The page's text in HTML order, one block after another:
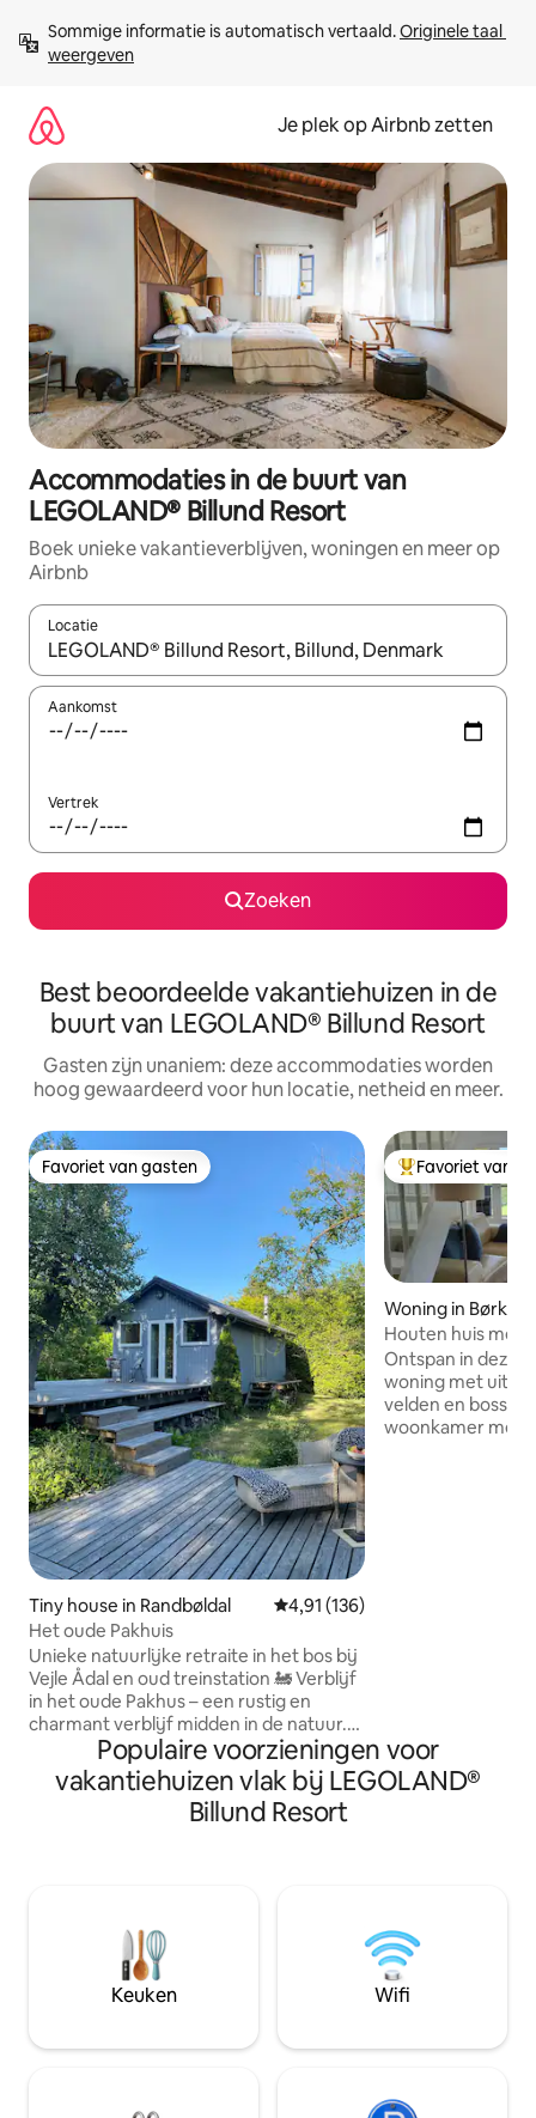
direct
naar
Sommige informatie is automatisch vertaald. Originele taal
weergeven
Je plek op Airbnb zetten
Accommodaties in de buurt van
LEGOLAND® Billund Resort
Boek unieke vakantieverblijven, woningen en meer op
Airbnb
Locatie
Wanneer er resultaten beschikbaar zijn, maak je een keuze
Aankomst
Vertrek
Zoeken
Best beoordeelde vakantiehuizen in de
buurt van LEGOLAND® Billund Resort
Gasten zijn unaniem: deze accommodaties worden
hoog gewaardeerd voor hun locatie, netheid en meer.
Favoriet van gasten
Favoriet van gasten
Tiny house in Randbøldal Gemiddelde beoordeling van
4,91 (136)
Het oude Pakhuis
Unieke natuurlijke retraite in het bos bij
Vejle Ådal en oud treinstation 🚂 Verblijf
in het oude Pakhus – een rustig en
charmant verblijf midden in de natuur.
Omgeven door bos en vogelgezang,
met een eigen terras en tuin. Binnen
vind je een houtkachel, een bad en een
volledig uitgeruste keuken. Ervaar de
Fjord en Bindeballe Købmandsgård.
Perfect voor twee personen die op zoek
zijn naar rust, natuur en aanwezigheid –
op slechts 15 minuten van LEGOLAND.
Topfavoriet van
Favoriet van
Woning in Børkop
Houten huis met
Ontspan in deze
woning met
velden en
woonkamer met
Populaire voorzieningen voor
vakantiehuizen vlak bij LEGOLAND®
Billund Resort
Keuken Wifi